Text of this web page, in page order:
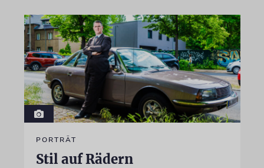
PORTRÄT
Stil auf Rädern